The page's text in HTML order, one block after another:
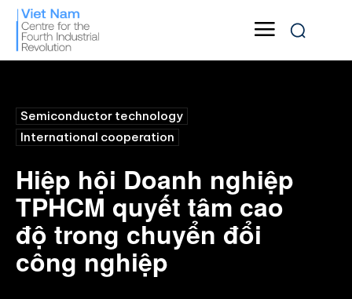
Semiconductor technology
International cooperation
Hiệp hội Doanh nghiệp
TPHCM quyết tâm cao
độ trong chuyển đổi
công nghiệp